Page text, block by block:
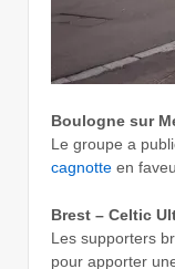
Boulogne sur
Le groupe a
cagnotte en
Brest – Celtic
Les supporters
pour apporter